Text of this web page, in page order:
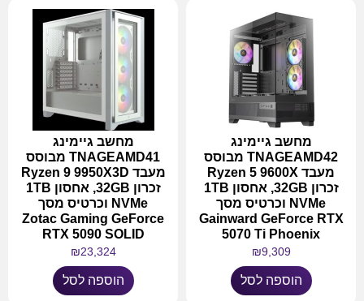
מחשב גיימינג
TNAGEAMD42 מבוסס
מעבד Ryzen 5 9600X
זכרון 32GB, אחסון 1TB
NVMe וכרטיס מסך
Gainward GeForce RTX
5070 Ti Phoenix
₪9,309
הוספה לסל
מחשב גיימינג
TNAGEAMD41 מבוסס
מעבד Ryzen 9 9950X3D
זכרון 32GB, אחסון 1TB
NVMe וכרטיס מסך
Zotac Gaming GeForce
RTX 5090 SOLID
₪23,324
הוספה לסל